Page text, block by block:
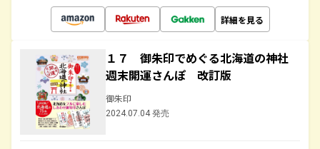
詳細を見る
１７ 御朱印でめぐる北海道の神社
週末開運さんぽ 改訂版
御朱印
2024.07.04 発売